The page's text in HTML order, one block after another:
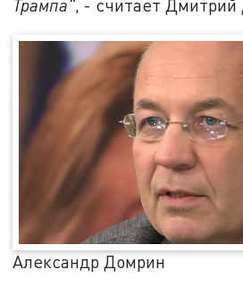
Трампа", - считает Дмитрий
Александр Домрин